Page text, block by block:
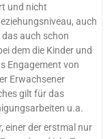
und nicht
auch
auch schon
dem die Kinder und
Engagement von
Erwachsener
gilt für das
u.a.
einer der erstmal nur